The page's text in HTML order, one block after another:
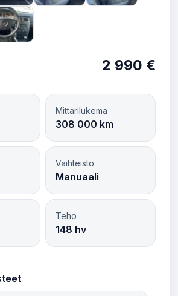
2 990 €
Mittarilukema
308 000 km
Vaihteisto
Manuaali
Teho
148 hv